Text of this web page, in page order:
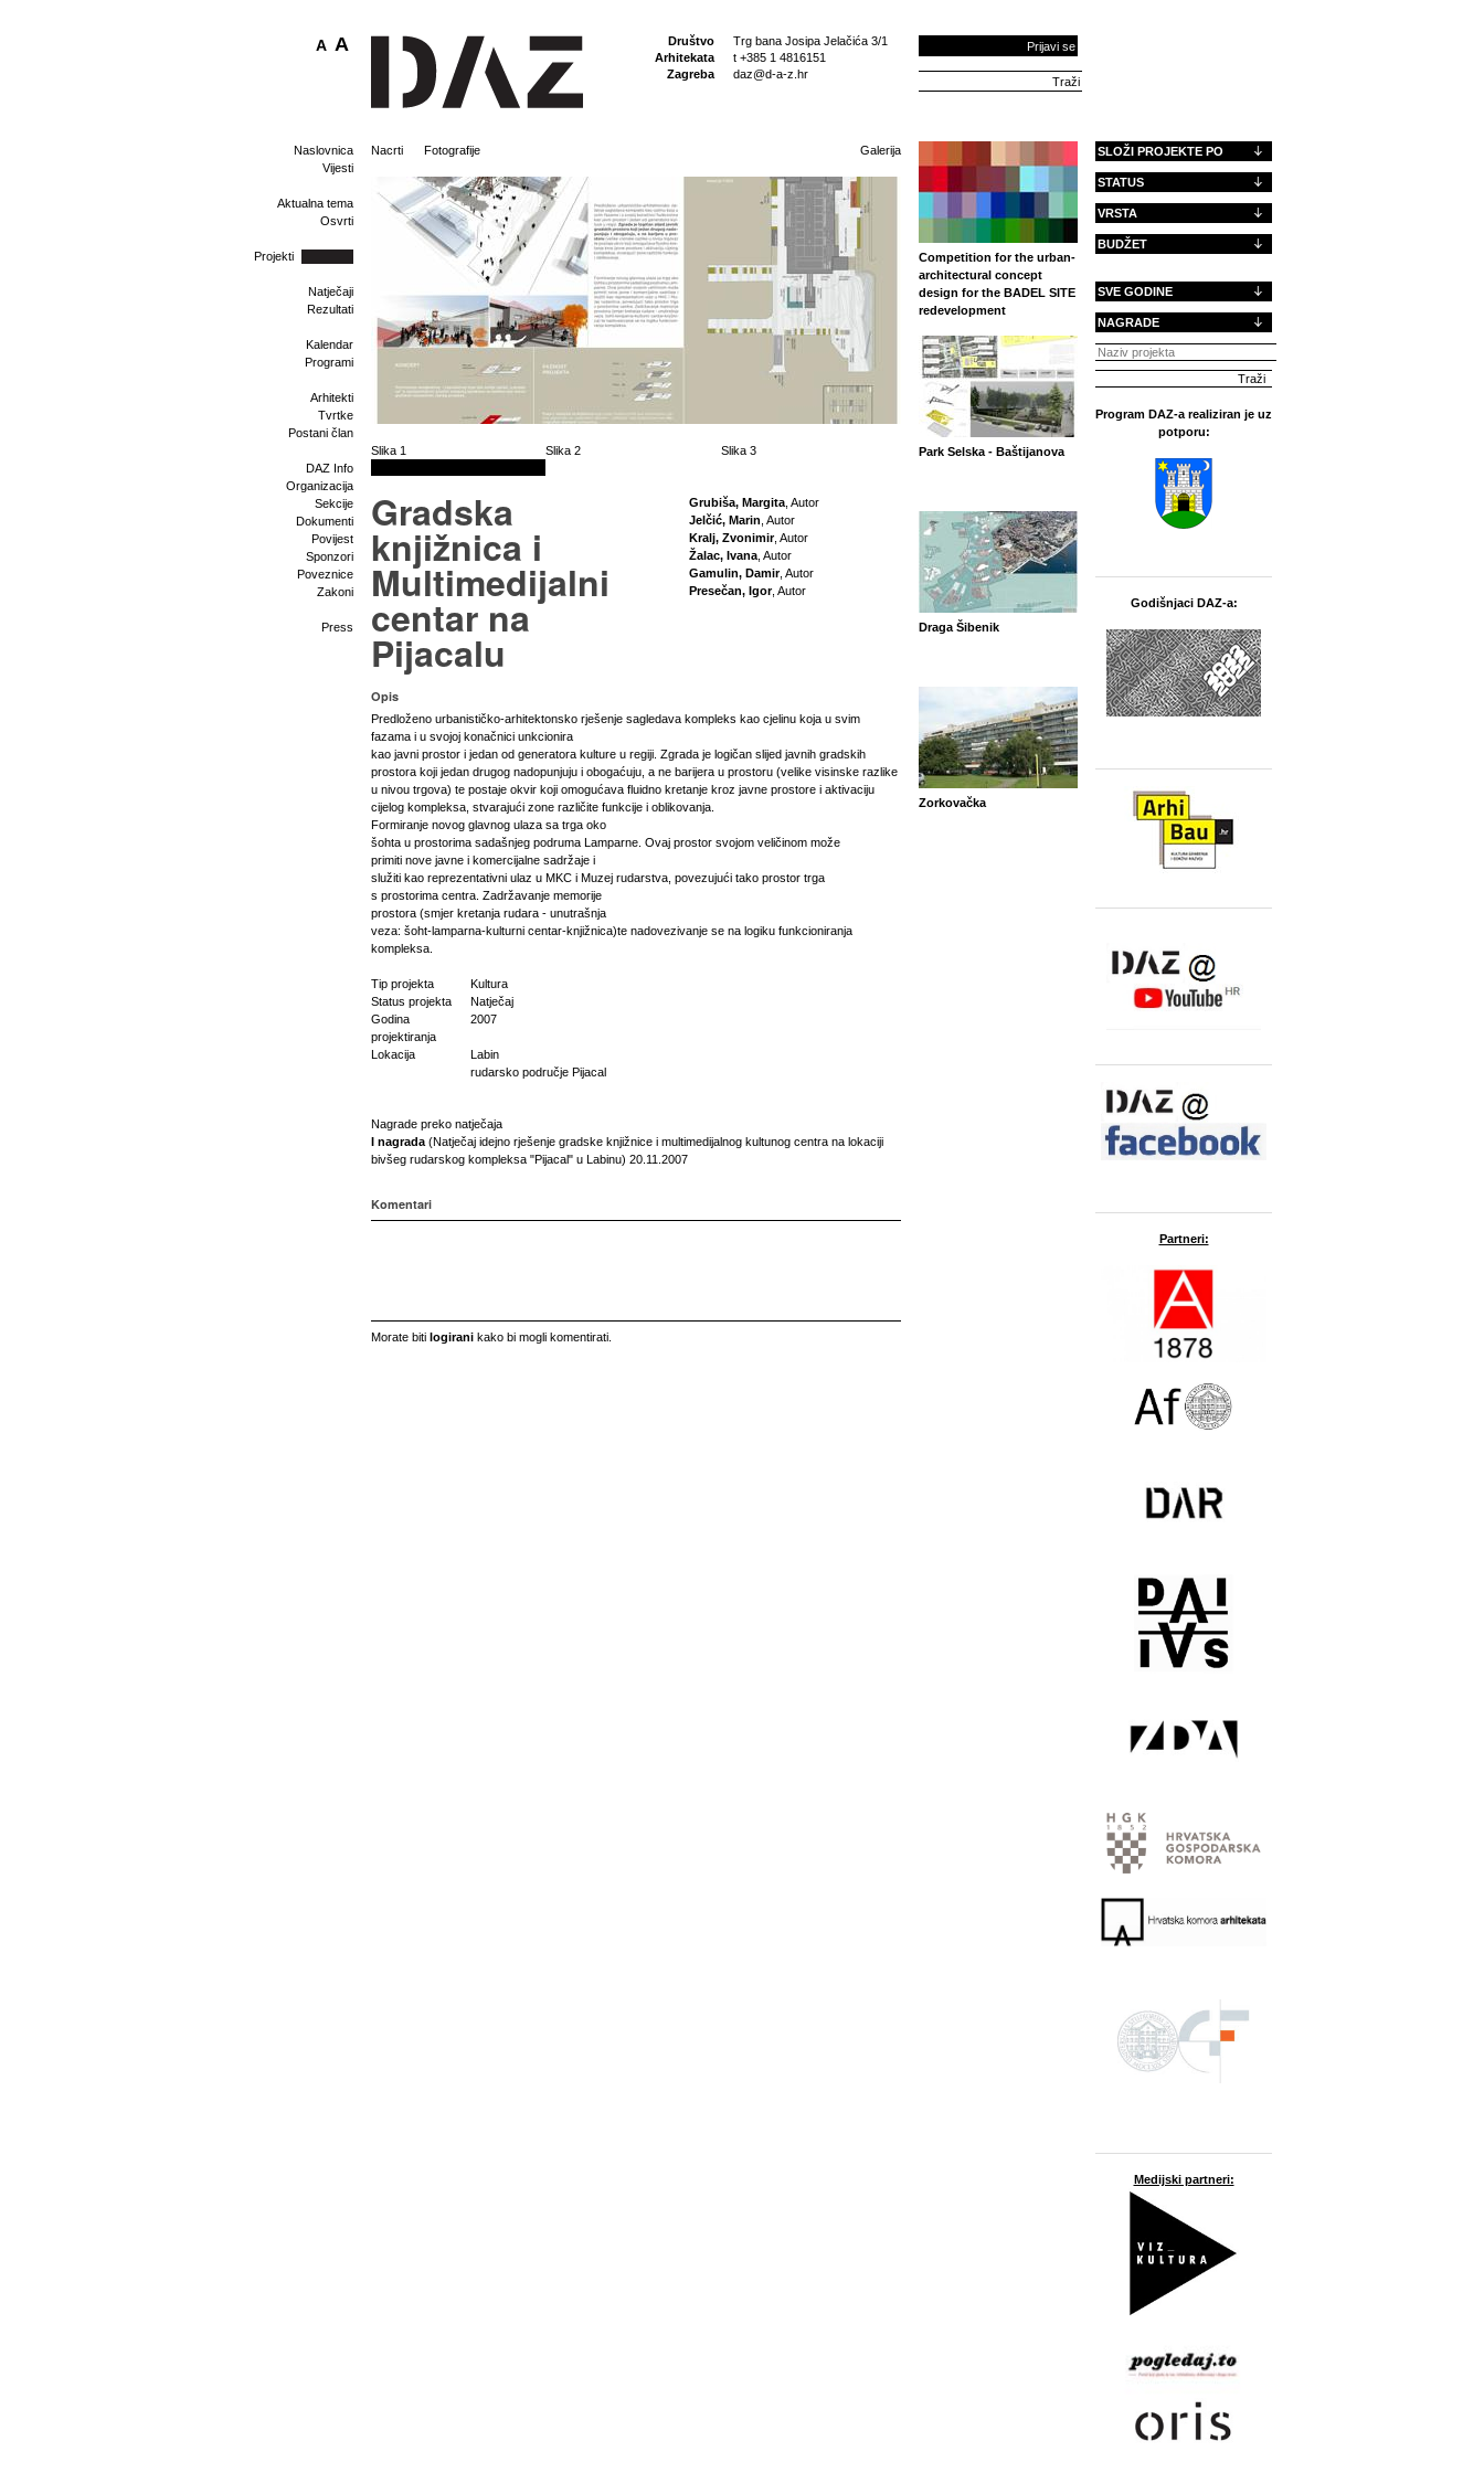
Društvo
Arhitekata
Zagreba
Trg bana Josipa Jelačića 3/1
t +385 1 4816151
daz@d-a-z.hr
Prijavi se
A A
Naslovnica
Vijesti
Aktualna tema
Osvrti
Projekti
Natječaji
Rezultati
Kalendar
Programi
Arhitekti
Tvrtke
Postani član
DAZ Info
Organizacija
Sekcije
Dokumenti
Povijest
Sponzori
Poveznice
Zakoni
Press
Nacrti Fotografije Galerija
Slika 1 Slika 2 Slika 3
Gradska
knjižnica i
Multimedijalni
centar na
Pijacalu
Grubiša, Margita , Autor
Jelčić, Marin , Autor
Kralj, Zvonimir, Autor
Žalac, Ivana , Autor
Gamulin, Damir, Autor
Presečan, Igor, Autor
Opis
Predloženo urbanističko-arhitektonsko rješenje sagledava kompleks kao cjelinu koja u svim
fazama i u svojoj konačnici unkcionira
kao javni prostor i jedan od generatora kulture u regiji. Zgrada je logičan slijed javnih gradskih
prostora koji jedan drugog nadopunjuju i obogaćuju, a ne barijera u prostoru (velike visinske razlike
u nivou trgova) te postaje okvir koji omogućava fluidno kretanje kroz javne prostore i aktivaciju
cijelog kompleksa, stvarajući zone različite funkcije i oblikovanja.
Formiranje novog glavnog ulaza sa trga oko
šohta u prostorima sadašnjeg podruma Lamparne. Ovaj prostor svojom veličinom može
primiti nove javne i komercijalne sadržaje i
služiti kao reprezentativni ulaz u MKC i Muzej rudarstva, povezujući tako prostor trga
s prostorima centra. Zadržavanje memorije
prostora (smjer kretanja rudara - unutrašnja
veza: šoht-lamparna-kulturni centar-knjižnica)te nadovezivanje se na logiku funkcioniranja
kompleksa.
Tip projekta
Kultura
Status projekta
Natječaj
Godina
projektiranja
2007
Lokacija
Labin
rudarsko područje Pijacal
Nagrade preko natječaja
I nagrada (Natječaj idejno rješenje gradske knjižnice i multimedijalnog kultunog centra na lokaciji
bivšeg rudarskog kompleksa "Pijacal" u Labinu) 20.11.2007
Komentari
Morate biti logirani kako bi mogli komentirati.
Competition for the urban-
architectural concept
design for the BADEL SITE
redevelopment
Park Selska - Baštijanova
Draga Šibenik
Zorkovačka
SLOŽI PROJEKTE PO
STATUS
VRSTA
BUDŽET
SVE GODINE
NAGRADE
Program DAZ-a realiziran je uz
potporu:
Godišnjaci DAZ-a:
Partneri:
Medijski partneri: